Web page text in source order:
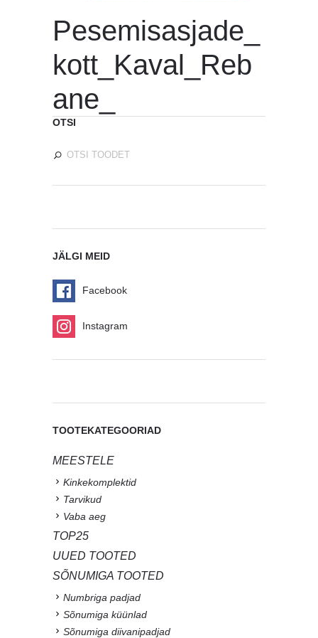
Pesemisasjade_
kott_Kaval_Reb
ane_
OTSI
JÄLGI MEID
Facebook
Instagram
TOOTEKATEGOORIAD
MEESTELE
Kinkekomplektid
Tarvikud
Vaba aeg
TOP25
UUED TOOTED
SÕNUMIGA TOOTED
Numbriga padjad
Sõnumiga küünlad
Sõnumiga diivanipadjad